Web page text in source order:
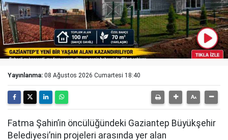
Yayınlanma: 08 Ağustos 2026 Cumartesi 18:40
Fatma Şahin’in öncülüğündeki Gaziantep Büyükşehir
Belediyesi’nin projeleri arasında yer alan